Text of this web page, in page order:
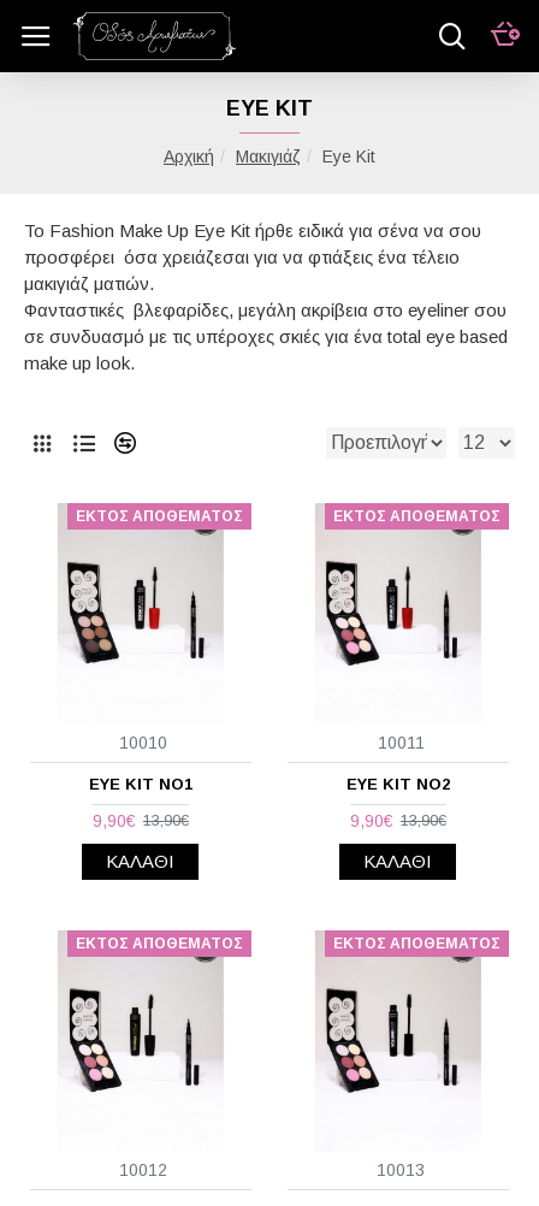
Μακιγιάζ Eye Kit
EYE KIT
Το Fashion Make Up Eye Kit ήρθε ειδικά για σένα να σου
προσφέρει όσα χρειάζεσαι για να φτιάξεις ένα τέλειο
μακιγιάζ ματιών.
Φανταστικές βλεφαρίδες, μεγάλη ακρίβεια στο eyeliner σου
σε συνδυασμό με τις υπέροχες σκιές για ένα total eye based
make up look.
ΕΚΤΌΣ ΑΠΟΘΈΜΑΤΟΣ
10010
EYE KIT NO1
9,90€ 13,90€
ΚΑΛΆΘΙ
ΕΚΤΌΣ ΑΠΟΘΈΜΑΤΟΣ
10011
EYE KIT NO2
9,90€ 13,90€
ΚΑΛΆΘΙ
ΕΚΤΌΣ ΑΠΟΘΈΜΑΤΟΣ
10012
ΕΚΤΌΣ ΑΠΟΘΈΜΑΤΟΣ
10013